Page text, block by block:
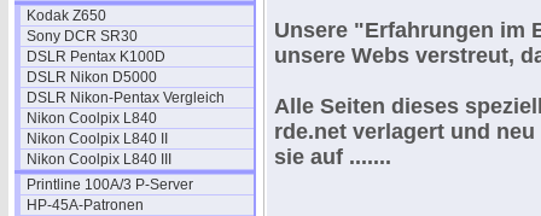
Kodak Z650
Sony DCR SR30
DSLR Pentax K100D
DSLR Nikon D5000
DSLR Nikon-Pentax Vergleich
Nikon Coolpix L840
Nikon Coolpix L840 II
Nikon Coolpix L840 III
Printline 100A/3 P-Server
HP-45A-Patronen
Unsere "Erfahrungen im
unsere Webs verstreut,
Alle Seiten dieses
rde.net verlagert und
sie auf .......